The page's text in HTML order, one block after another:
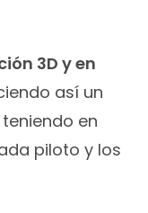
3D y en
así un
teniendo en
piloto y los